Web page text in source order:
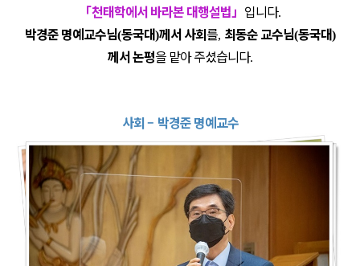
「천태학에서 바라본 대행설법」 입니다.
박경준 명예교수님(동국대)께서 사회를, 최동순 교수님(동국대)
께서 논평을 맡아 주셨습니다.
사회– 박경준 명예교수